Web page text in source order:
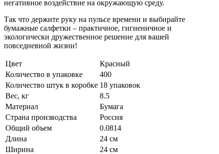
негативное воздействие на окружающую среду.
Так что держите руку на пульсе времени и выбирайте
бумажные салфетки – практичное, гигиеничное и
экологически дружественное решение для вашей
повседневной жизни!
Цвет
Красный
Количество в упаковке
400
Количество штук в коробке 18 упаковок
Вес, кг
8.5
Материал
Бумага
Страна производства
Россия
Общий объем
0.0814
Длина
24 см
Ширина
24 см